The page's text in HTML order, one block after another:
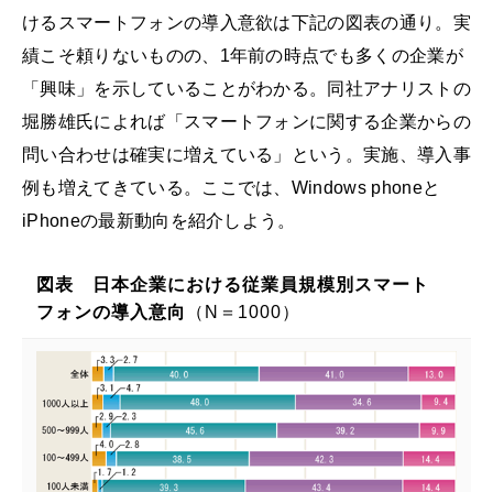
けるスマートフォンの導入意欲は下記の図表の通り。実
績こそ頼りないものの、1年前の時点でも多くの企業が
「興味」を示していることがわかる。同社アナリストの
堀勝雄氏によれば「スマートフォンに関する企業からの
問い合わせは確実に増えている」という。実施、導入事
例も増えてきている。ここでは、Windows phoneと
iPhoneの最新動向を紹介しよう。
図表 日本企業における従業員規模別スマート
フォンの導入意向
（N＝1000）